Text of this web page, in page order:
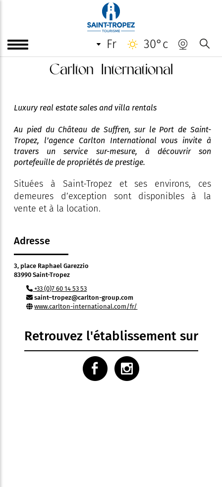
fr 30°c
Carlton International
Luxury real estate sales and villa rentals
Au pied du Château de Suffren, sur le Port de Saint-
Tropez, l’agence Carlton International vous invite à
travers un service sur-mesure, à découvrir son
portefeuille de propriétés de prestige.
Situées à Saint-Tropez et ses environs, ces
demeures d’exception sont disponibles à la
vente et à la location.
Adresse
3, place Raphael Garezzio
83990 Saint-Tropez
+33 (0)7 60 14 53 53
saint–tropez@carlton-group.com
www.carlton-international.com/fr/
Retrouvez l'établissement sur